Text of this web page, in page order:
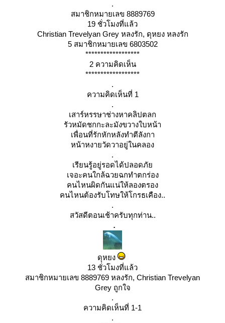
.
สมาชิกหมายเลข 8889769
19 ชั่วโมงที่แล้ว
Christian Trevelyan Grey หลงรัก, ดุหยง หลงรัก
5 สมาชิกหมายเลข 6803502
******************
2 ความคิดเห็น
******************
.
ความคิดเห็นที่ 1
.
เสาร์หรรษาช่างหาคลิปตลก
รัวหมัดชกกะละมังขวางใบหน้า
เพื่อนที่รักหักหลังทำตีลังกา
หน้าหงายวัดวาอยู่ในคลอง
.
เรียนรู้อยู่รอดได้ปลอดภั
เจอะคนใกล้ฉวยฉกทำตกร่อง
คนไหนผิดกันแน่ให้ลองตรอง
คนไหนต้องรับโทษให้โกรธเคือง..
.
สวัสดีตอนเช้าครับทุกท่าน..
.
ดุหยง
13 ชั่วโมงที่แล้ว
สมาชิกหมายเลข 8889769 หลงรัก, Christian Trevelyan
Grey ถูกใจ
.
ความคิดเห็นที่ 1-1
.